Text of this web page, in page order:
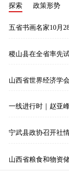
探索 政策形势
五省书画名家10月
稷山县在全省率先
山西省世界经济学
一线进行时｜赵亚
宁武县政协召开社
山西省粮食和物资